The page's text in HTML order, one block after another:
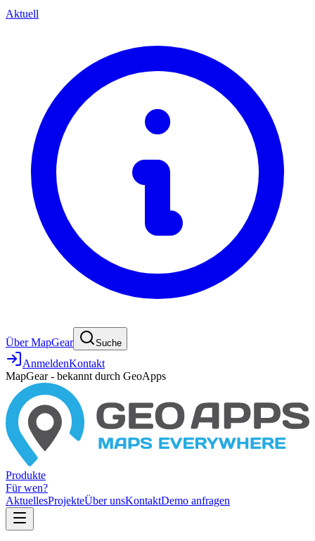
Aktuell
Über MapGear Suche
AnmeldenKontakt
MapGear - bekannt durch GeoApps
Produkte
Für wen?
AktuellesProjekteÜber unsKontaktDemo anfragen